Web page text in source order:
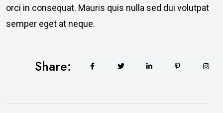
orci in consequat. Mauris quis nulla sed dui volutpat
semper eget at neque.
Share: